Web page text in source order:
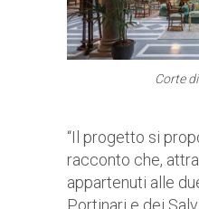
Corte
“Il progetto si
racconto che,
appartenuti alle